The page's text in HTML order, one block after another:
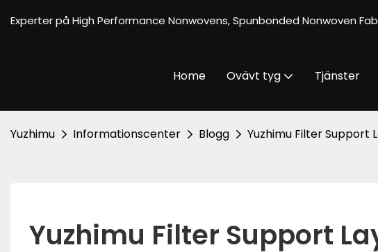
Experter på High Performance Nonwovens, Spunbonded Nonwoven
Home Ovävt tyg Tjänster
Yuzhimu Informationscenter Blogg Yuzhimu Filter Support
Yuzhimu Filter Support